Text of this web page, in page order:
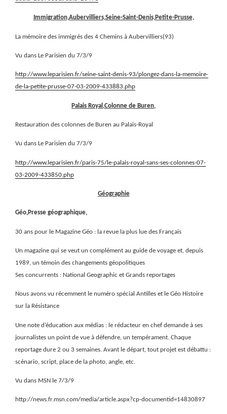
Immigration,Aubervilliers,Seine-Saint-Denis,Petite-Prusse,
La mémoire des immigrés des 4 Chemins à Aubervilliers(93)
Vu dans Le Parisien du 7/3/9
http://www.leparisien.fr/seine-saint-denis-93/plongez-dans-la-memoire-
de-la-petite-prusse-07-03-2009-433883.php
Palais Royal,Colonne de Buren,
Restauration des colonnes de Buren au Palais-Royal
Vu dans Le Parisien du 7/3/9
http://www.leparisien.fr/paris-75/le-palais-royal-sans-ses-colonnes-07-
03-2009-433850.php
Géographie
Géo,Presse géographique,
30 ans pour le Magazine Géo : la revue la plus lue des Français
Un magazine qui se veut un complément au guide de voyage et, depuis
1989, un témoin des changements géopolitiques
Ses concurrents : National Geographic et Grands reportages
Nous avons vu récemment le numéro spécial Antilles et le Géo Histoire
sur la Résistance
Une note d’éducation aux médias : le rédacteur en chef demande à ses
journalistes un point de vue à défendre, un tempérament. Chaque
reportage dure 2 ou 3 semaines. Avant le départ, tout projet est débattu :
scénario, script, place de la photo, angle, etc.
Vu dans MSN le 7/3/9
http://news.fr.msn.com/media/article.aspx?cp-documentid=14830897